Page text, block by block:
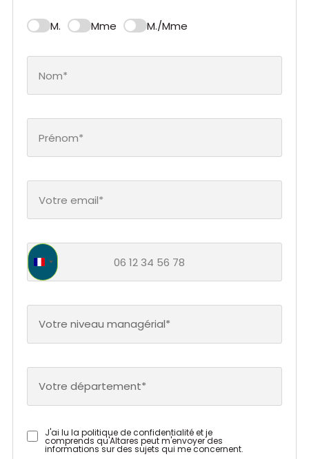
M. Mme M./Mme
France +33
Votre niveau managérial*
Votre département*
J'ai lu la politique de confidentialité et je
comprends qu'Altares peut m'envoyer des
informations sur des sujets qui me concernent.